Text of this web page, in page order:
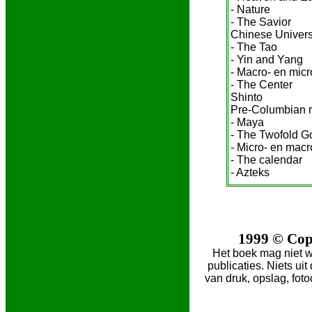
- Nature
- The Savior
Chinese
- The Tao
- Yin and Yang
- Macro- en
- The Center
Shinto
Pre-Columbian
- Maya
- The Twofold
- Micro- en
- The calendar
- Azteks
1999 ©
Het boek mag niet
publicaties. Niets uit
van druk, opslag,